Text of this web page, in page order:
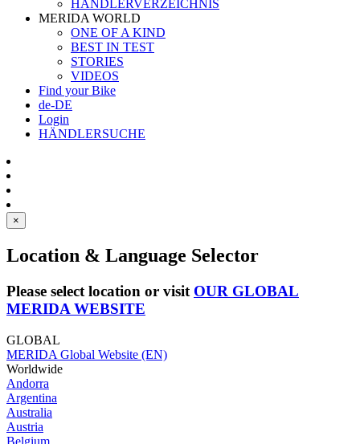
HÄNDLERVERZEICHNIS
MERIDA WORLD
ONE OF A KIND
BEST IN TEST
STORIES
VIDEOS
Find your Bike
de-DE
Login
HÄNDLERSUCHE
×
Location & Language Selector
Please select location or visit OUR GLOBAL
MERIDA WEBSITE
GLOBAL
MERIDA Global Website (EN)
Worldwide
Andorra
Argentina
Australia
Austria
Belgium